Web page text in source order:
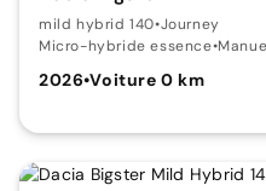
mild hybrid 140•Journey
Micro-hybride essence•
2026•Voiture 0 km